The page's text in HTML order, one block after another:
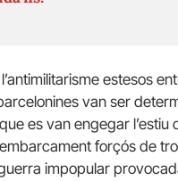
estesos
van ser
es van engegar l’estiu
forçós de
impopular